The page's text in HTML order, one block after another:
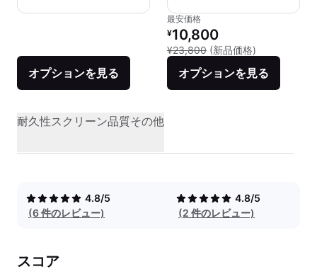
オプションを見る
最安価格
リファービッシュ品の価格：
¥10,800
¥23,800 (新品価格)
オプションを見る
耐久性スクリーン品質その他
4.8/5
(6 件のレビュー)
4.8/5
(2 件のレビュー)
スコア